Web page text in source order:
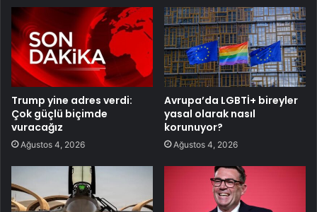
Trump yine adres verdi:
Çok güçlü biçimde
vuracağız
Ağustos 4, 2026
Avrupa’da LGBTİ+ bireyler
yasal olarak nasıl
korunuyor?
Ağustos 4, 2026